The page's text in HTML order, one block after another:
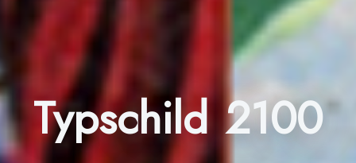
Typschild 2100